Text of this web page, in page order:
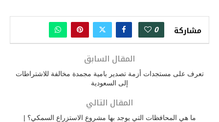
مشاركة 0
المقال السابق
تعرف على مستجدات أزمة تصدير بامية مجمدة مخالفة للاشتراطات
إلى السعودية
المقال التالي
ما هي المحافظات التي يوجد بها مشروع الاستزراع السمكي؟ |